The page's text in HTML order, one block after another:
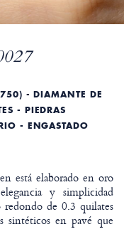
- DIAMANTE DE
- PIEDRAS
- ENGASTADO
está elaborado en oro
y simplicidad
de 0.3 quilates
sintéticos en pavé que